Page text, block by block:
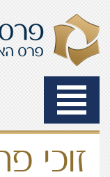
Toggle
navigation
זוכי